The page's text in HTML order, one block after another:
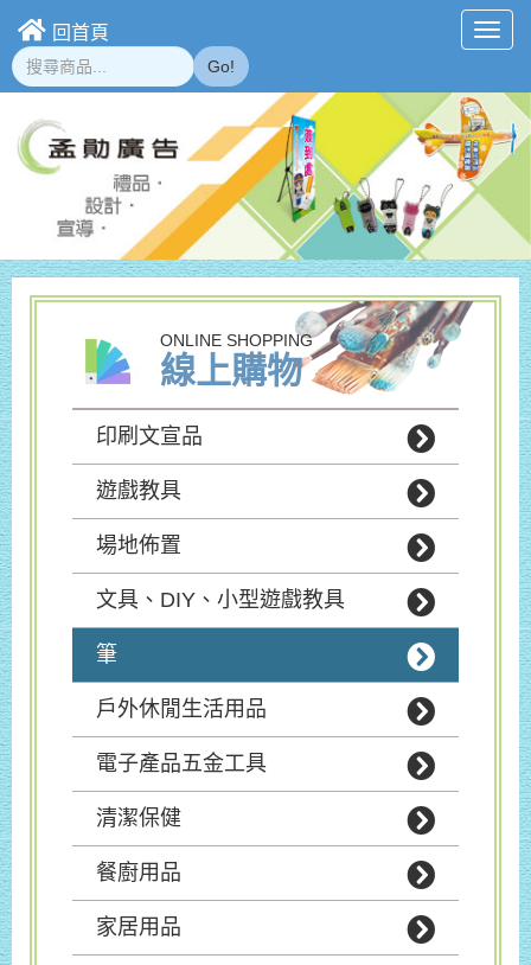
回首頁
Go!
ONLINE SHOPPING
線上購物
印刷文宣品
遊戲教具
場地佈置
文具、DIY、小型遊戲教具
筆
戶外休閒生活用品
電子產品五金工具
清潔保健
餐廚用品
家居用品